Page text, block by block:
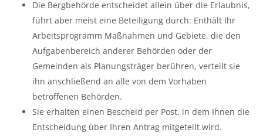
Die Bergbehörde entscheidet allein über die Erlaubnis,
führt aber meist eine Beteiligung durch: Enthält Ihr
Arbeitsprogramm Maßnahmen und Gebiete, die den
Aufgabenbereich anderer Behörden oder der
Gemeinden als Planungsträger berühren, verteilt sie
ihn anschließend an alle von dem Vorhaben
betroffenen Behörden.
Sie erhalten einen Bescheid per Post, in dem Ihnen die
Entscheidung über Ihren Antrag mitgeteilt wird.